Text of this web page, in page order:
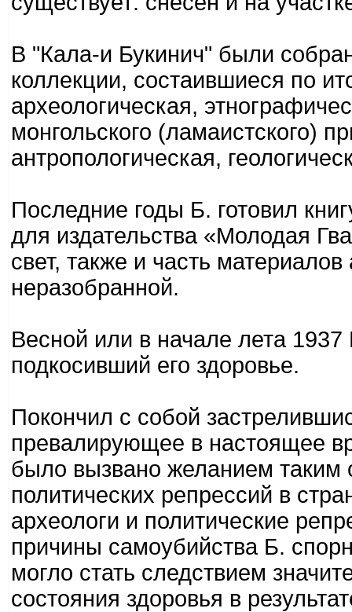
В "Кала-и Букинич" были
коллекции, состаившиеся по
археологическая,
монгольского (ламаистского)
антропологическая,
Последние годы Б. готовил
для издательства «Молодая
свет, также и часть
неразобранной.
Весной или в начале лета 1937
подкосивший его здоровье.
Покончил с собой
превалирующее в настоящее
было вызвано желанием таким
политических репрессий в
археологи и политические
причины самоубийства Б.
могло стать следствием
состояния здоровья в